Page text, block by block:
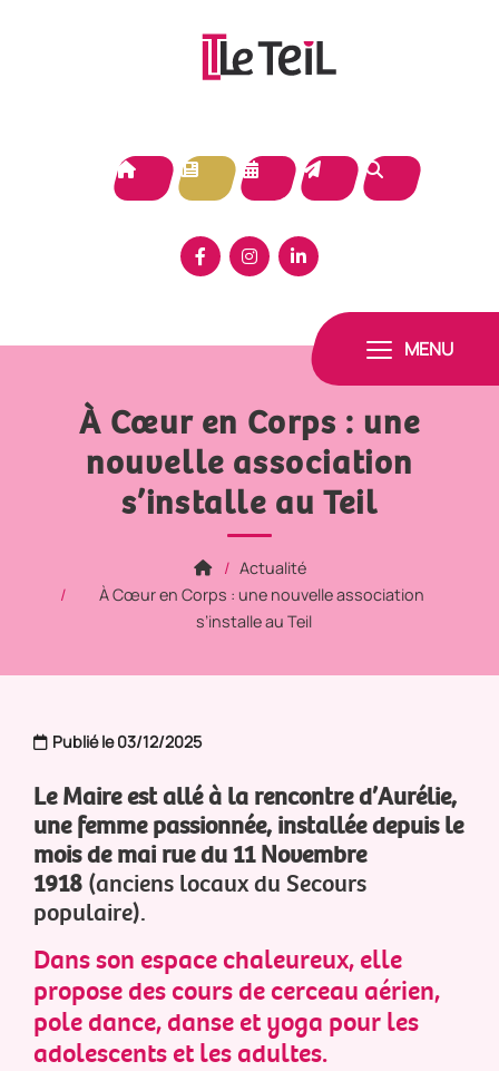
MENU
À Cœur en Corps : une
nouvelle association
s’installe au Teil
Actualité
À Cœur en Corps : une nouvelle association
s’installe au Teil
Publié le 03/12/2025
Le Maire est allé à la rencontre d’Aurélie,
une femme passionnée, installée depuis le
mois de mai rue du 11 Novembre
1918 (anciens locaux du Secours
populaire).
Dans son espace chaleureux, elle
propose des cours de cerceau aérien,
pole dance, danse et yoga pour les
adolescents et les adultes.